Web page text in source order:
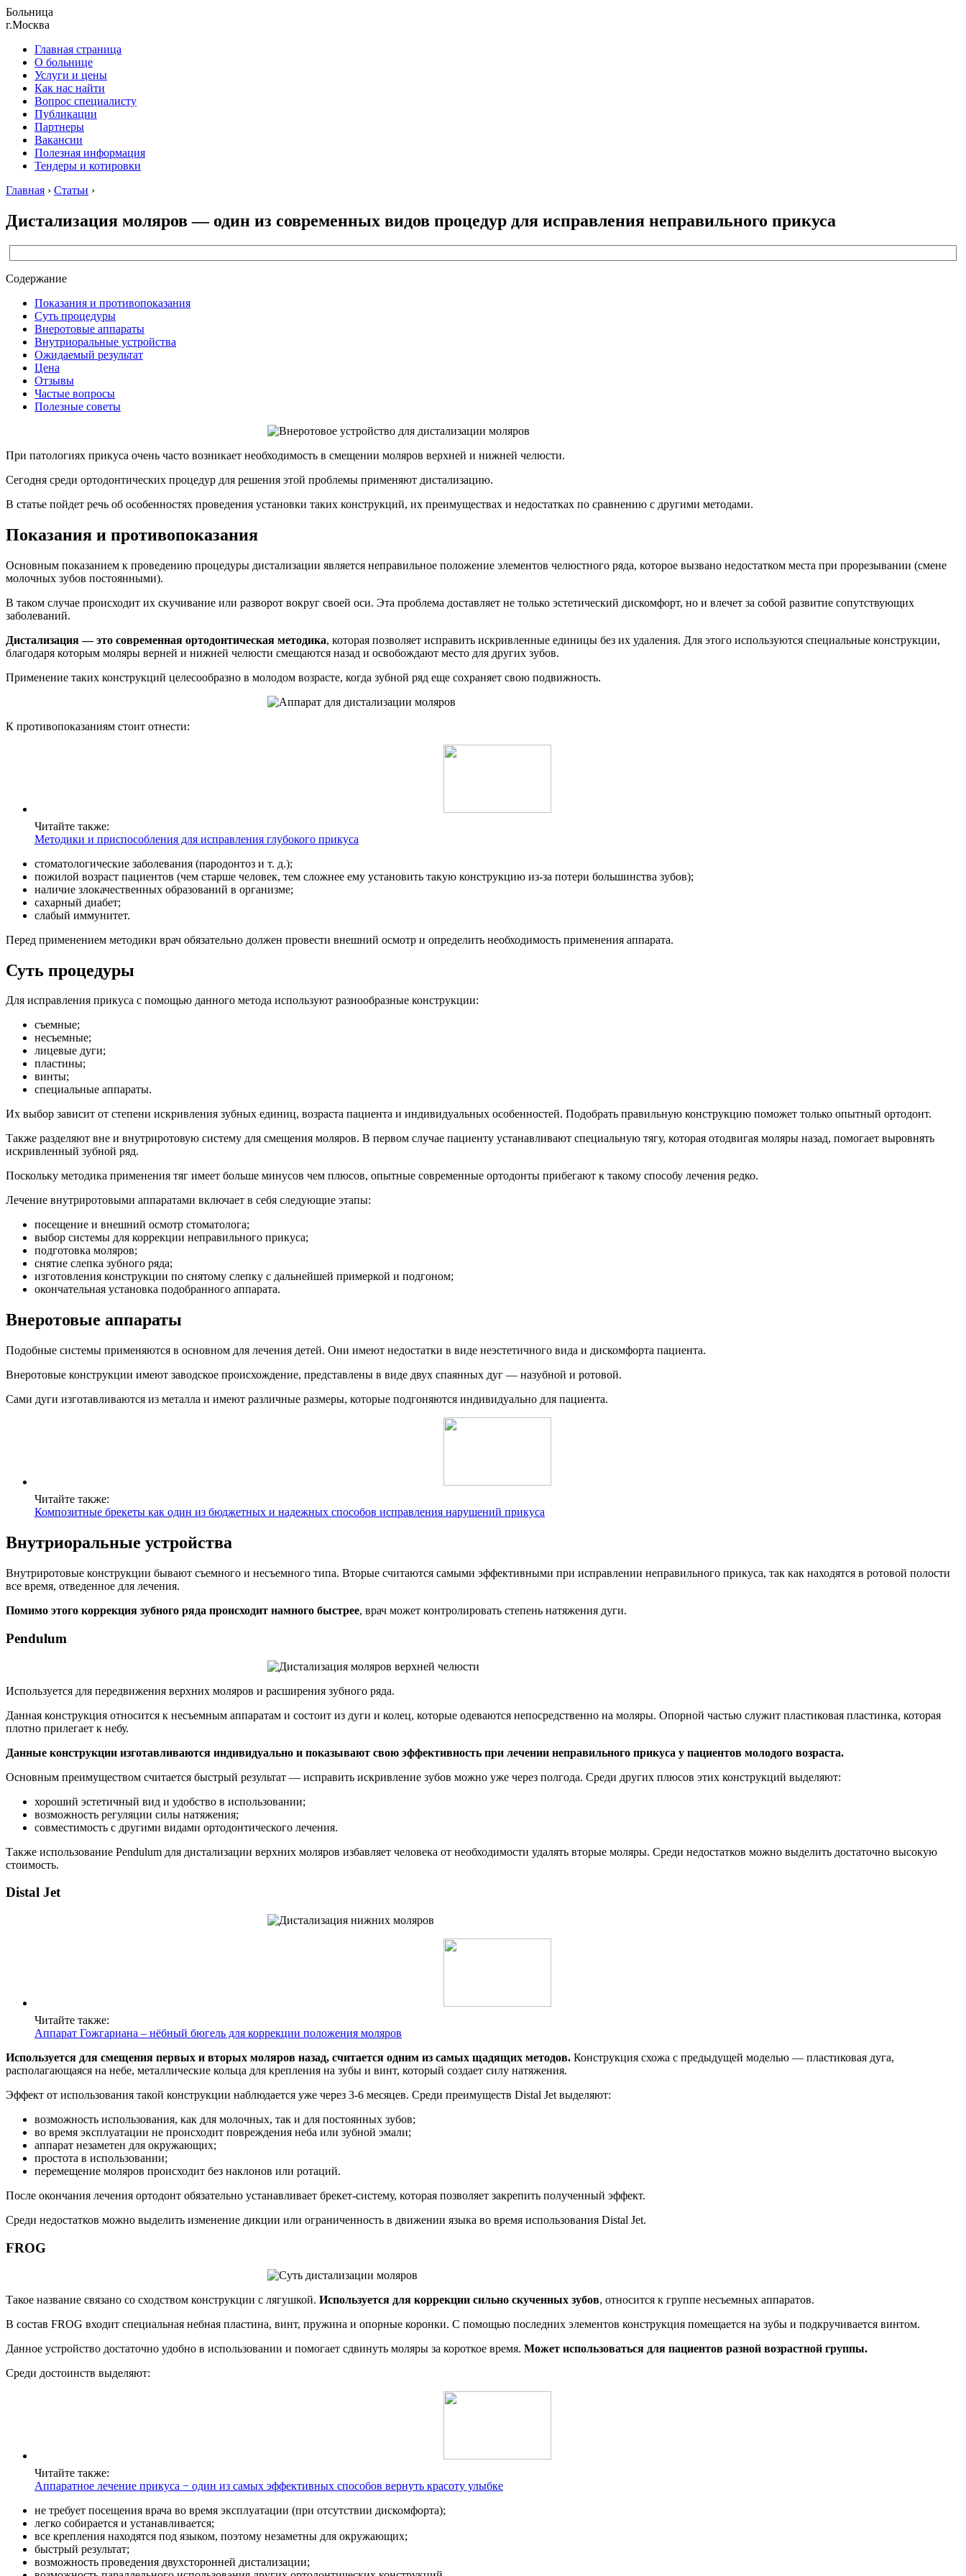
Больница
г.Москва
Главная страница
О больнице
Услуги и цены
Как нас найти
Вопрос специалисту
Публикации
Партнеры
Вакансии
Полезная информация
Тендеры и котировки
Главная › Статьи ›
Дистализация моляров — один из современных видов процедур для исправления неправильного прикуса
Содержание
Показания и противопоказания
Суть процедуры
Внеротовые аппараты
Внутриоральные устройства
Ожидаемый результат
Цена
Отзывы
Частые вопросы
Полезные советы
При патологиях прикуса очень часто возникает необходимость в смещении моляров верхней и нижней челюсти.
Сегодня среди ортодонтических процедур для решения этой проблемы применяют дистализацию.
В статье пойдет речь об особенностях проведения установки таких конструкций, их преимуществах и недостатках по сравнению с другими методами.
Показания и противопоказания
Основным показанием к проведению процедуры дистализации является неправильное положение элементов челюстного ряда, которое вызвано недостатком места при прорезывании (смене
молочных зубов постоянными).
В таком случае происходит их скучивание или разворот вокруг своей оси. Эта проблема доставляет не только эстетический дискомфорт, но и влечет за собой развитие сопутствующих
заболеваний.
Дистализация — это современная ортодонтическая методика, которая позволяет исправить искривленные единицы без их удаления. Для этого используются специальные конструкции,
благодаря которым моляры верней и нижней челюсти смещаются назад и освобождают место для других зубов.
Применение таких конструкций целесообразно в молодом возрасте, когда зубной ряд еще сохраняет свою подвижность.
К противопоказаниям стоит отнести:
Читайте также:
Методики и приспособления для исправления глубокого прикуса
стоматологические заболевания (пародонтоз и т. д.);
пожилой возраст пациентов (чем старше человек, тем сложнее ему установить такую конструкцию из-за потери большинства зубов);
наличие злокачественных образований в организме;
сахарный диабет;
слабый иммунитет.
Перед применением методики врач обязательно должен провести внешний осмотр и определить необходимость применения аппарата.
Суть процедуры
Для исправления прикуса с помощью данного метода используют разнообразные конструкции:
съемные;
несъемные;
лицевые дуги;
пластины;
винты;
специальные аппараты.
Их выбор зависит от степени искривления зубных единиц, возраста пациента и индивидуальных особенностей. Подобрать правильную конструкцию поможет только опытный ортодонт.
Также разделяют вне и внутриротовую систему для смещения моляров. В первом случае пациенту устанавливают специальную тягу, которая отодвигая моляры назад, помогает выровнять
искривленный зубной ряд.
Поскольку методика применения тяг имеет больше минусов чем плюсов, опытные современные ортодонты прибегают к такому способу лечения редко.
Лечение внутриротовыми аппаратами включает в себя следующие этапы:
посещение и внешний осмотр стоматолога;
выбор системы для коррекции неправильного прикуса;
подготовка моляров;
снятие слепка зубного ряда;
изготовления конструкции по снятому слепку с дальнейшей примеркой и подгоном;
окончательная установка подобранного аппарата.
Внеротовые аппараты
Подобные системы применяются в основном для лечения детей. Они имеют недостатки в виде неэстетичного вида и дискомфорта пациента.
Внеротовые конструкции имеют заводское происхождение, представлены в виде двух спаянных дуг — назубной и ротовой.
Сами дуги изготавливаются из металла и имеют различные размеры, которые подгоняются индивидуально для пациента.
Читайте также:
Композитные брекеты как один из бюджетных и надежных способов исправления нарушений прикуса
Внутриоральные устройства
Внутриротовые конструкции бывают съемного и несъемного типа. Вторые считаются самыми эффективными при исправлении неправильного прикуса, так как находятся в ротовой полости
все время, отведенное для лечения.
Помимо этого коррекция зубного ряда происходит намного быстрее, врач может контролировать степень натяжения дуги.
Pendulum
Используется для передвижения верхних моляров и расширения зубного ряда.
Данная конструкция относится к несъемным аппаратам и состоит из дуги и колец, которые одеваются непосредственно на моляры. Опорной частью служит пластиковая пластинка, которая
плотно прилегает к небу.
Данные конструкции изготавливаются индивидуально и показывают свою эффективность при лечении неправильного прикуса у пациентов молодого возраста.
Основным преимуществом считается быстрый результат — исправить искривление зубов можно уже через полгода. Среди других плюсов этих конструкций выделяют:
хороший эстетичный вид и удобство в использовании;
возможность регуляции силы натяжения;
совместимость с другими видами ортодонтического лечения.
Также использование Pendulum для дистализации верхних моляров избавляет человека от необходимости удалять вторые моляры. Среди недостатков можно выделить достаточно высокую
стоимость.
Distal Jet
Читайте также:
Аппарат Гожгариана – нёбный бюгель для коррекции положения моляров
Используется для смещения первых и вторых моляров назад, считается одним из самых щадящих методов. Конструкция схожа с предыдущей моделью ― пластиковая дуга,
располагающаяся на небе, металлические кольца для крепления на зубы и винт, который создает силу натяжения.
Эффект от использования такой конструкции наблюдается уже через 3-6 месяцев. Среди преимуществ Distal Jet выделяют:
возможность использования, как для молочных, так и для постоянных зубов;
во время эксплуатации не происходит повреждения неба или зубной эмали;
аппарат незаметен для окружающих;
простота в использовании;
перемещение моляров происходит без наклонов или ротаций.
После окончания лечения ортодонт обязательно устанавливает брекет-систему, которая позволяет закрепить полученный эффект.
Среди недостатков можно выделить изменение дикции или ограниченность в движении языка во время использования Distal Jet.
FROG
Такое название связано со сходством конструкции с лягушкой. Используется для коррекции сильно скученных зубов, относится к группе несъемных аппаратов.
В состав FROG входит специальная небная пластина, винт, пружина и опорные коронки. С помощью последних элементов конструкция помещается на зубы и подкручивается винтом.
Данное устройство достаточно удобно в использовании и помогает сдвинуть моляры за короткое время. Может использоваться для пациентов разной возрастной группы.
Среди достоинств выделяют:
Читайте также:
Аппаратное лечение прикуса − один из самых эффективных способов вернуть красоту улыбке
не требует посещения врача во время эксплуатации (при отсутствии дискомфорта);
легко собирается и устанавливается;
все крепления находятся под языком, поэтому незаметны для окружающих;
быстрый результат;
возможность проведения двухсторонней дистализации;